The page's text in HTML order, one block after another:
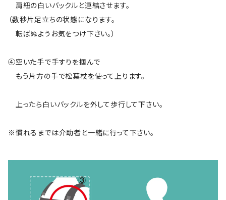
肩紐の白いバックルと連結させます。
（数秒片足立ちの状態になります。
転ばぬようお気をつけ下さい。）
④空いた手で手すりを掴んで
もう片方の手で松葉杖を使って上ります。
上ったら白いバックルを外して歩行して下さい。
※慣れるまでは介助者と一緒に行って下さい。